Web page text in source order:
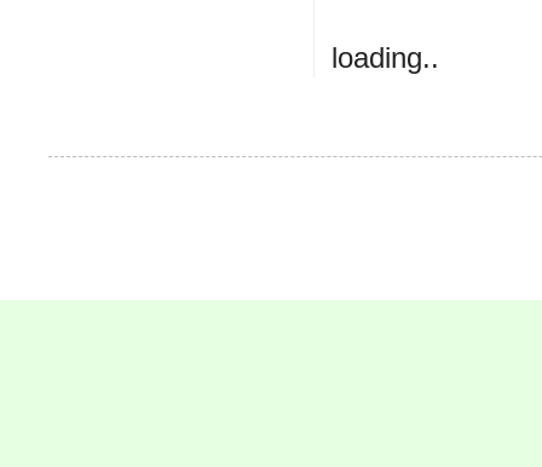
loading..